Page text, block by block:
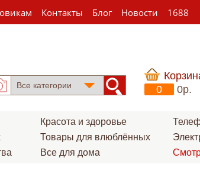
Контакты Блог Новости 1688
0
0p.
Красота и здоровье
Товары для влюблённых
Все для дома